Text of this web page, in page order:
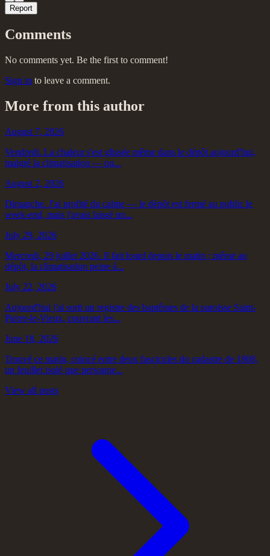
Report
Comments
No comments yet. Be the first to comment!
Sign in to leave a comment.
More from this author
August 7, 2026
Vendredi. La chaleur s'est glissée même dans le dépôt aujourd'hui,
malgré la climatisation — ou...
August 2, 2026
Dimanche. J'ai profité du calme — le dépôt est fermé au public le
week-end, mais j'avais laissé un...
July 29, 2026
Mercredi, 29 juillet 2026. Il fait lourd depuis le matin ; même au
dépôt, la climatisation peine à...
July 22, 2026
Aujourd'hui j'ai sorti un registre des baptêmes de la paroisse Saint-
Pierre-le-Vieux, couvrant les...
June 18, 2026
Trouvé ce matin, coincé entre deux fascicules du cadastre de 1808,
un feuillet isolé que personne...
View all posts